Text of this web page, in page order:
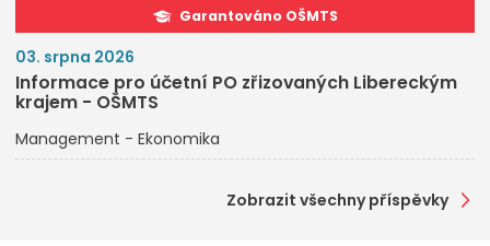
Garantováno OŠMTS
03. srpna 2026
Informace pro účetní PO zřizovaných Libereckým
krajem - OŠMTS
Management - Ekonomika
Zobrazit všechny příspěvky